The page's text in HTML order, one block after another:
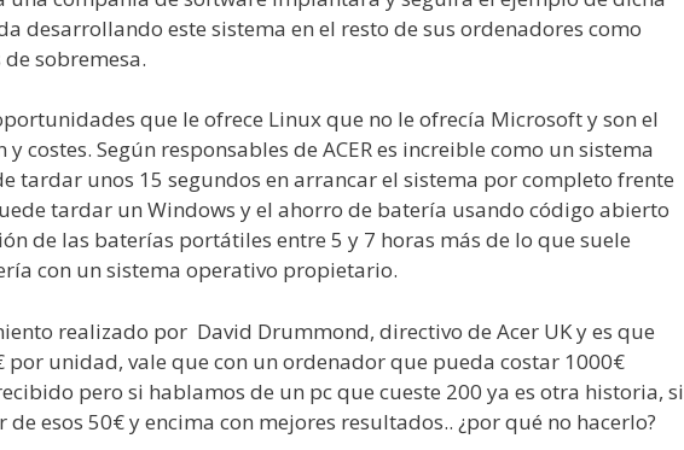
desarrollando este sistema en el resto de sus ordenadores como
sobremesa.
que le ofrece Linux que no le ofrecía Microsoft y son el
costes. Según responsables de ACER es increible como un sistema
tardar unos 15 segundos en arrancar el sistema por completo frente
tardar un Windows y el ahorro de batería usando código abierto
de las baterías portátiles entre 5 y 7 horas más de lo que suele
con un sistema operativo propietario.
realizado por David Drummond, directivo de Acer UK y es que
por unidad, vale que con un ordenador que pueda costar 1000€
pero si hablamos de un pc que cueste 200 ya es otra historia, si
esos 50€ y encima con mejores resultados.. ¿por qué no hacerlo?